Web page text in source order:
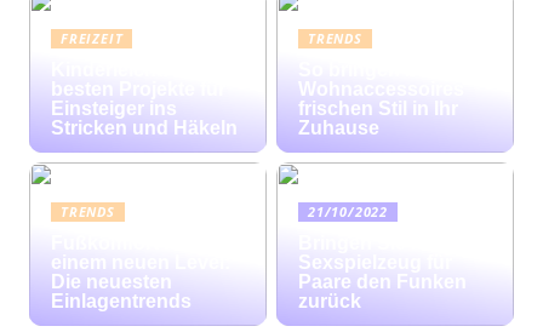
FREIZEIT
besten Projekte für
Einsteiger ins
Stricken und Häkeln
TRENDS
Wohnaccessoires
frischen Stil in Ihr
Zuhause
TRENDS
einem neuen Level:
Die neuesten
Einlagentrends
21/10/2022
Sexspielzeug für
Paare den Funken
zurück